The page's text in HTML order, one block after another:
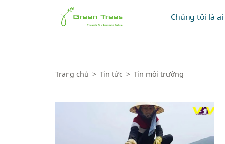
Green Trees
Chúng tôi là ai
Trang chủ > Tin tức > Tin môi trường